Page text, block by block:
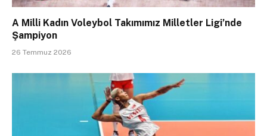
A Milli Kadın Voleybol Takımımız Milletler Ligi’nde
Şampiyon
26 Temmuz 2026